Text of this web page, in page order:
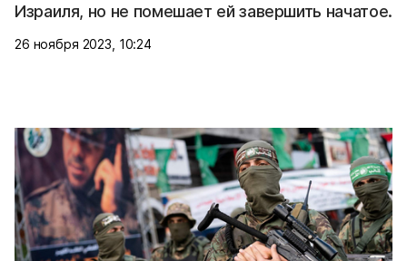
Израиля, но не помешает ей завершить начатое.
26 ноября 2023, 10:24